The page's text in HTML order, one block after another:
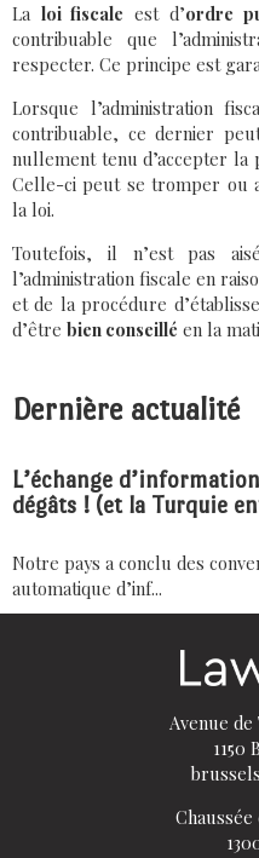
La loi fiscale est d’ordre
contribuable que
respecter. Ce principe est
Lorsque l’administration
contribuable, ce dernier
nullement tenu d’accepter la
Celle-ci peut se tromper ou
la loi.
Toutefois, il n’est pas
l’administration fiscale en
et de la procédure
d’être bien conseillé en la
Dernière actualité
L’échange
dégâts ! (et la Turquie
Notre pays a conclu des
automatique d’inf...
Avenue
1150